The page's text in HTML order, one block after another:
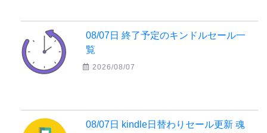
08/07日 終了予定のキンドルセール一
覧
2026/08/07
08/07日 kindle日替わりセール更新 魂